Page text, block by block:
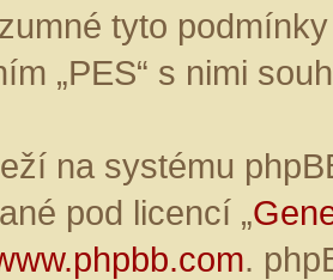
tyto
„PES“ s nimi
na systému
pod licencí „
.